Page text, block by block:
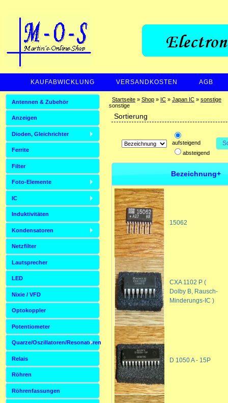
KAUFABWICKLUNG VERSANDKOSTEN AGB
ZAHLUNGSARTEN Startseite» Shop» IC» Japan IC» sonstige
sonstige
Sortierung
aufsteigend
absteigend
Bezeichnung+
15062
CXA 1102 P (
Dolby B, Rausch-
Minderungs-IC )
D 1050 A - 15P
Antennen & Zubehör
Anzeigen
Dioden, Gleichrichter
Ferrite
Filter
Foto-Elemente
IC
Induktivitäten
Kondensatoren
Netzfilter
Lautsprecher
LED
Nixie / VFD
Optokoppler
Potentiometer
Quarze/Oszillatoren/Resonatoren
Relais
Röhren
Röhrenfassungen